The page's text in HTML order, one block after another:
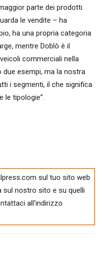
parte dei prodotti
le vendite – ha
ha una propria categoria
mentre Doblò è il
commerciali nella
esempi, ma la nostra
i segmenti, il che significa
le tipologie”.
sul tuo sito web
sul nostro sito e su quelli
all'indirizzo